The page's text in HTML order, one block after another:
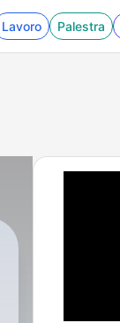
Lavoro Palestra